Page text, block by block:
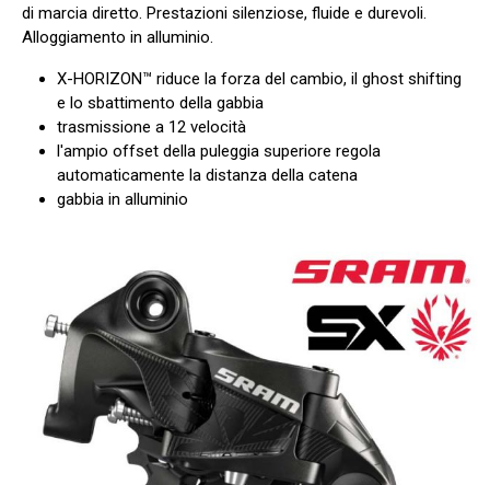
di marcia diretto. Prestazioni silenziose, fluide e durevoli.
Alloggiamento in alluminio.
X-HORIZON™ riduce la forza del cambio, il ghost shifting
e lo sbattimento della gabbia
trasmissione a 12 velocità
l'ampio offset della puleggia superiore regola
automaticamente la distanza della catena
gabbia in alluminio